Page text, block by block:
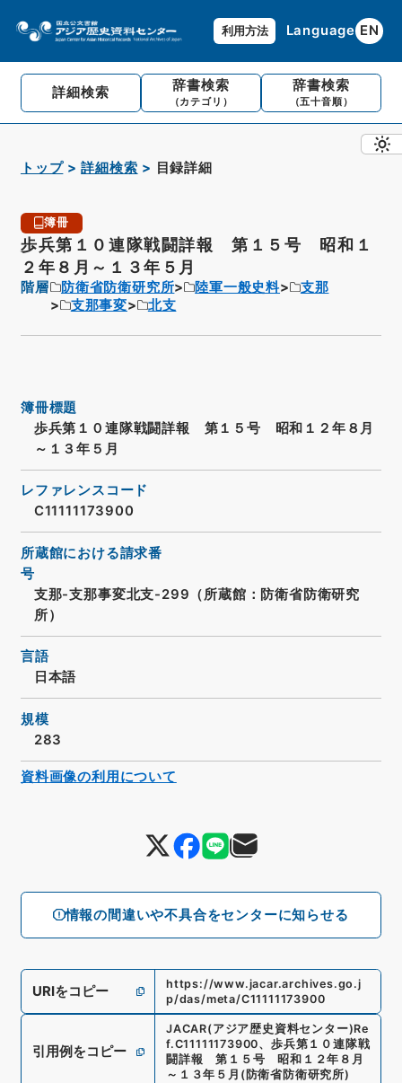
利用方法 Language EN
詳細検索 辞書検索
（カテゴリ）
辞書検索
（五十音順）
トップ 詳細検索 目録詳細
簿冊
歩兵第１０連隊戦闘詳報 第１５号 昭和１
２年８月～１３年５月
階層 防衛省防衛研究所 陸軍一般史料
支那
支那事変
北支
情報の間違いや不具合をセンターに知らせる
簿冊標題
歩兵第１０連隊戦闘詳報 第１５号 昭和１２年８月
～１３年５月
レファレンスコード
C11111173900
所蔵館における請求番
号
支那-支那事変北支-299（所蔵館：防衛省防衛研究
所）
言語
日本語
規模
283
URIをコピー
https://www.jacar.archives.go.j
p/das/meta/C11111173900
引用例をコピー
JACAR(アジア歴史資料センター)Re
f.C11111173900、 歩兵第１０連隊戦
闘詳報 第１５号 昭和１２年８月
～１３年５月 ( 防衛省防衛研究所)
資料画像の利用について